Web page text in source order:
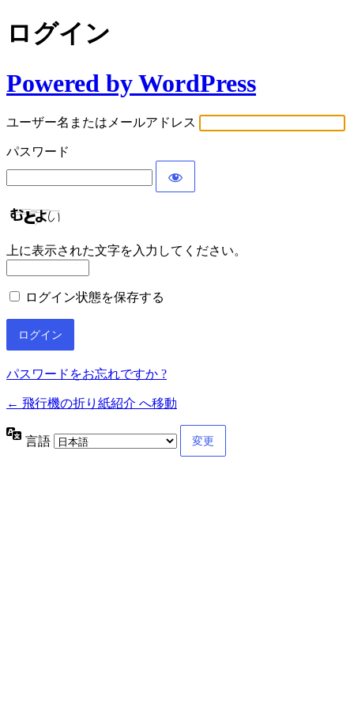
ログイン
Powered by WordPress
ユーザー名またはメールアドレス
パスワード
上に表示された文字を入力してください。
ログイン状態を保存する
パスワードをお忘れですか ?
← 飛行機の折り紙紹介 へ移動
言語